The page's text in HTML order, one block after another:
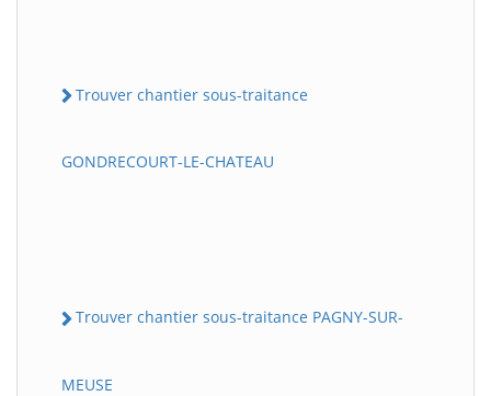
Trouver chantier sous-traitance
GONDRECOURT-LE-CHATEAU
Trouver chantier sous-traitance PAGNY-SUR-
MEUSE